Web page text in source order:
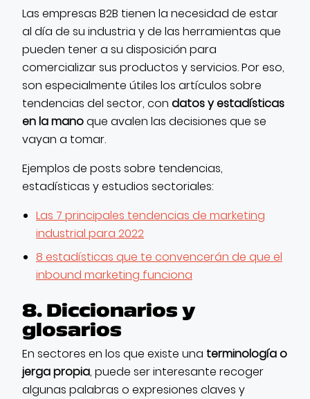
Las empresas B2B tienen la necesidad de estar
al día de su industria y de las herramientas que
pueden tener a su disposición para
comercializar sus productos y servicios. Por eso,
son especialmente útiles los artículos sobre
tendencias del sector, con datos y estadísticas
en la manoque avalen las decisiones que se
vayan a tomar.
Ejemplos de posts sobre tendencias,
estadísticas y estudios sectoriales:
Las 7 principales tendencias de marketing
industrial para 2022
8 estadísticas que te convencerán de que el
inbound marketing funciona
8. Diccionarios y
glosarios
En sectores en los que existe una terminología o
jerga propia, puede ser interesante recoger
algunas palabras o expresiones claves y